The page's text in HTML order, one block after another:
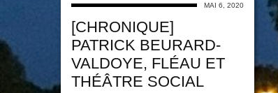
MAI 6, 2020
[CHRONIQUE]
PATRICK BEURARD-
VALDOYE, FLÉAU ET
THÉÂTRE SOCIAL